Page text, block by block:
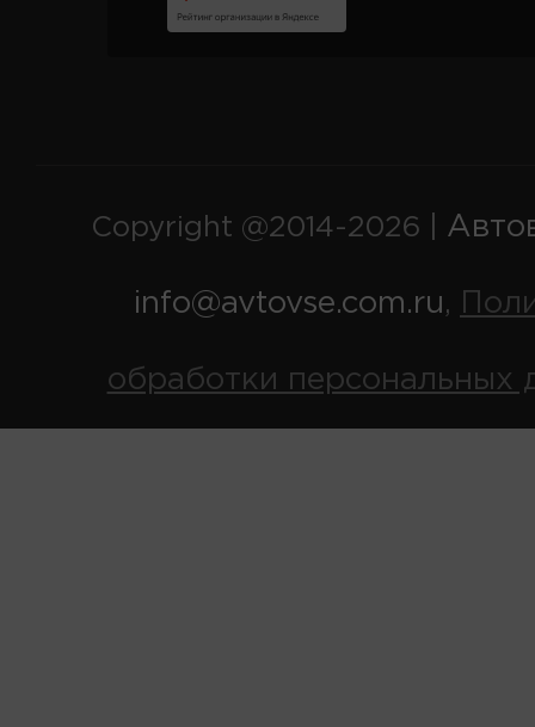
Copyright @2014-2026 |
info@avtovse.com.ru,
обработки персональных